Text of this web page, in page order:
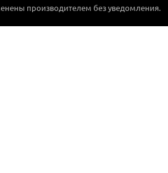
производителем без уведомления.